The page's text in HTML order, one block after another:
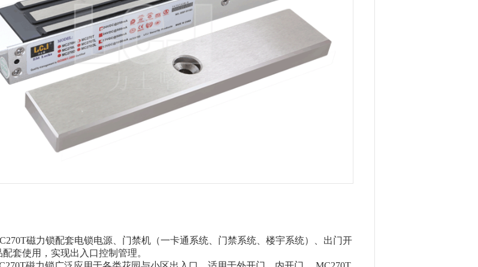
磁力锁配套电锁电源、门禁机（一卡通系统、门禁系统、楼宇系统）、出门开
套使用，实现出入口控制管理。